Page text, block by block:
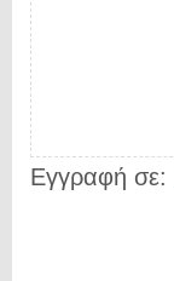
Εγγραφή σε: